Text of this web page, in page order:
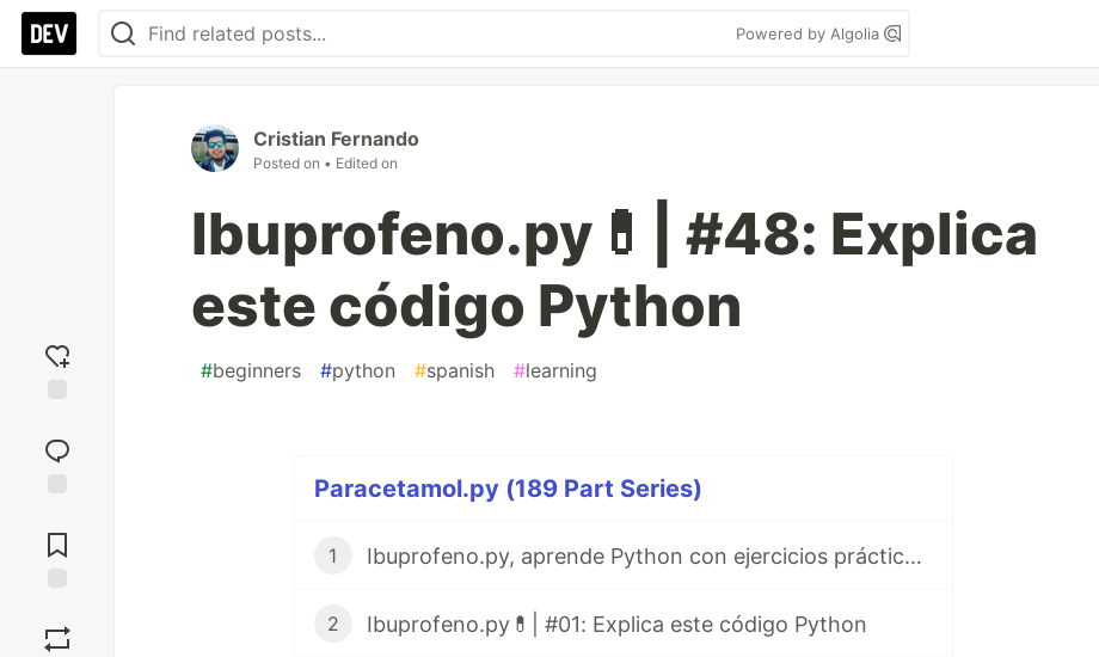
Powered by Algolia
reaction
Comments
Cristian Fernando
Posted on • Edited on
Ibuprofeno.py💊| #48: Explica
este código Python
#beginners #python #spanish #learning
Paracetamol.py (189 Part Series)
1 Ibuprofeno.py, aprende Python con ejercicios prácticos en Español 😎
2 Ibuprofeno.py💊| #01: Explica este código Python